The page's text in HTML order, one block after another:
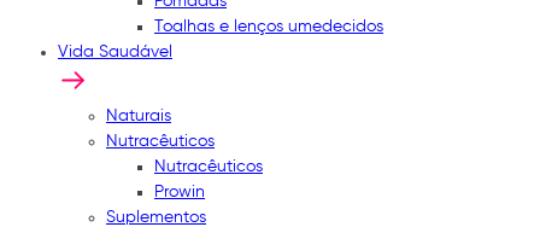
Toalhas e lenços umedecidos
Vida Saudável
Naturais
Nutracêuticos
Nutracêuticos
Prowin
Suplementos